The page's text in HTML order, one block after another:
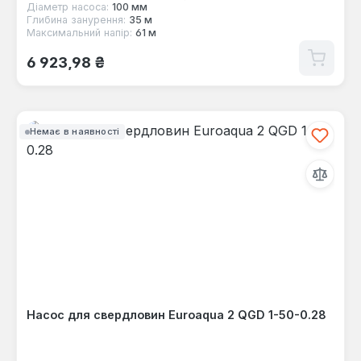
Діаметр насоса: 100 мм
Глибина занурення: 35 м
Максимальний напір: 61 м
Звичайна ціна:
6 923,98 ₴
Немає в наявності
Насос для свердловин Euroaqua 2 QGD 1-50-0.28